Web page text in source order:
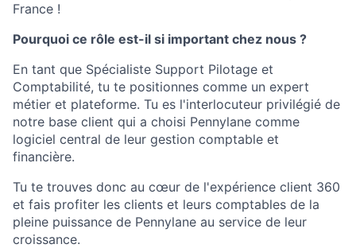
France !
Pourquoi ce rôle est-il si important chez nous ?
En tant que Spécialiste Support Pilotage et
Comptabilité, tu te positionnes comme un expert
métier et plateforme. Tu es l'interlocuteur privilégié de
notre base client qui a choisi Pennylane comme
logiciel central de leur gestion comptable et
financière.
Tu te trouves donc au cœur de l'expérience client 360
et fais profiter les clients et leurs comptables de la
pleine puissance de Pennylane au service de leur
croissance.